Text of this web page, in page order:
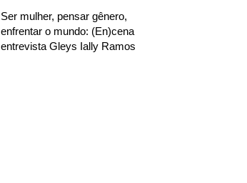
Ser mulher, pensar gênero,
enfrentar o mundo: (En)cena
entrevista Gleys Ially Ramos